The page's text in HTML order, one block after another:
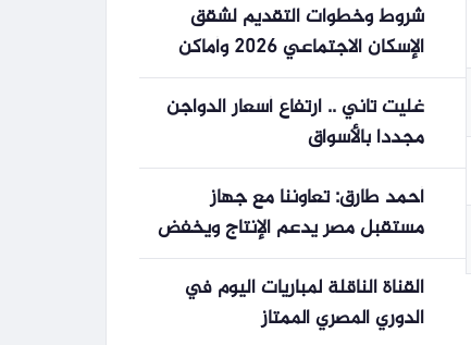
شروط وخطوات التقديم لشقق
الإسكان الاجتماعي 2026 وأماكن
الوحدات الجديدة
غليت تاني .. ارتفاع أسعار الدواجن
مجددا بالأسواق
أحمد طارق: تعاوننا مع جهاز
مستقبل مصر يدعم الإنتاج ويخفض
الأسعار
القناة الناقلة لمباريات اليوم في
الدوري المصري الممتاز